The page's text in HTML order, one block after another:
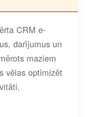
CRM e-
darījumus un
maziem
vēlas optimizēt